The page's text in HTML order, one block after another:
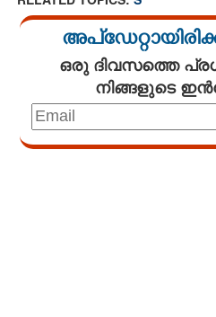
ഒരു ദിവസത്തെ
നിങ്ങളുടെ